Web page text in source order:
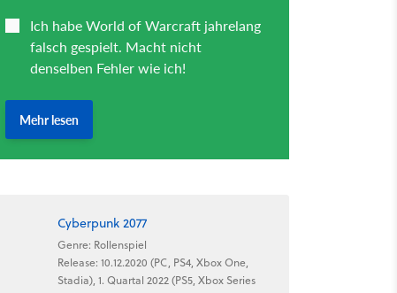
Cyberpunk 2077
Genre: Rollenspiel
Release: 10.12.2020 (PC, PS4, Xbox One,
Stadia), 1. Quartal 2022 (PS5, Xbox Series